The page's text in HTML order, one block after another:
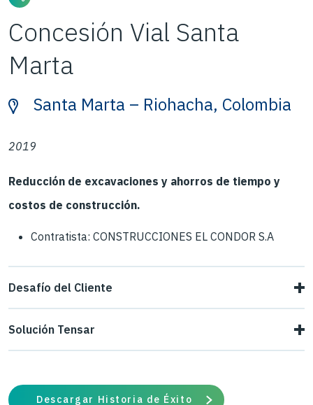
Concesión Vial Santa
Marta
Santa Marta – Riohacha, Colombia
2019
Reducción de excavaciones y ahorros de tiempo y
costos de construcción.
Contratista: CONSTRUCCIONES EL CONDOR S.A
Desafío del Cliente
Nuestro cliente requería una solución para construir una
con potencial de cambio volumétrico
Solución Tensar
capas granulares (Base – Subbase Granular) resultando
Descargar Historia de Éxito